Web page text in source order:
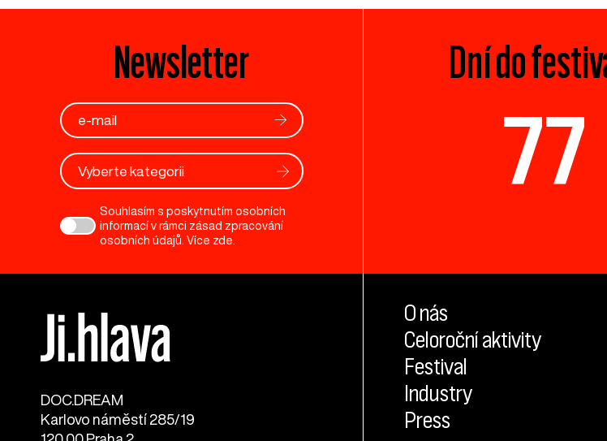
Newsletter
Vyberte kategorii
Souhlasím s poskytnutím osobních
informací v rámci zásad zpracování
osobních údajů. Více zde.
Dní do
77
DOC.DREAM​
Karlovo náměstí 285/19
O nás
Celoroční aktivity
Festival
Industry
Press